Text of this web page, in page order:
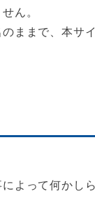
ん。
ままで、本サ
よって何かし